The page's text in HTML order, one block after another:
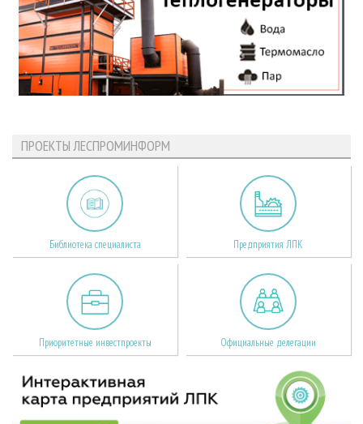
ПРОЕКТЫ ЛЕСПРОМИНФОРМ
Библиотека специалиста Предприятия ЛПК
Приоритетные инвестпроекты Официальные делегации